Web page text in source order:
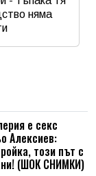
няма
е секс
Алексиев:
този път с
(ШОК СНИМКИ)